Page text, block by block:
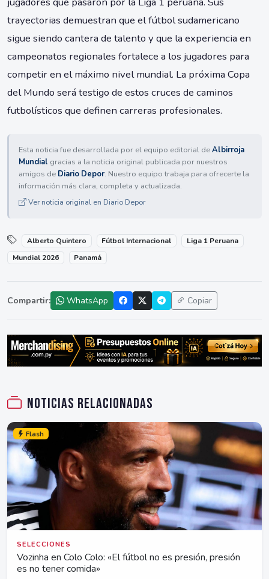
trayectorias demuestran que el fútbol sudamericano
sigue siendo cantera de talento y que la experiencia en
campeonatos regionales fortalece a los jugadores para
competir en el máximo nivel mundial. La próxima Copa
del Mundo será testigo de estos cruces de caminos
futbolísticos que definen carreras profesionales.
Esta noticia fue desarrollada por el equipo editorial deAlbirroja
Mundial gracias a la noticia original publicada por nuestros
amigos de Diario Depor. Nuestro equipo trabaja para ofrecerte la
información más clara, completa y actualizada.
Ver noticia original en Diario Depor
Alberto Quintero Fútbol Internacional
Liga 1 Peruana
Mundial 2026
Panamá
Compartir: WhatsApp Copiar
Noticias relacionadas
Flash
SELECCIONES
Vozinha en Colo Colo: «El fútbol no es presión, presión
es no tener comida»